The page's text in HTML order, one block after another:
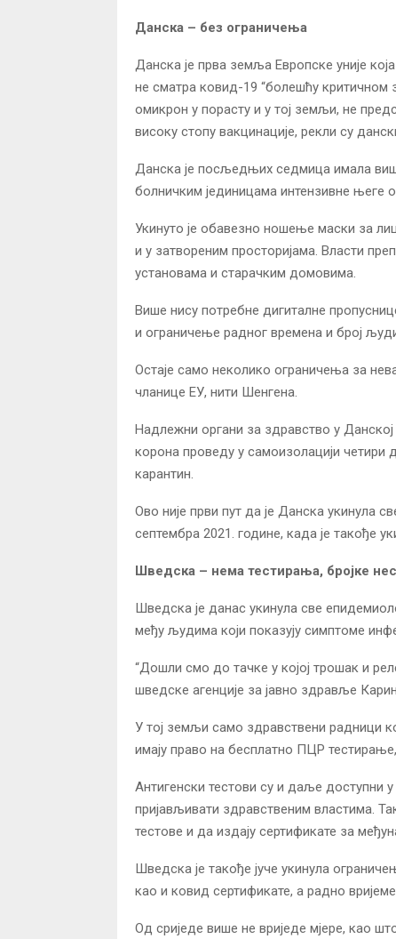
Данска – без ограничења
Данска је прва земља Европске уније
не сматра ковид-19 “болешћу критичном
омикрон у порасту и у тој земљи, не
високу стопу вакцинације, рекли су
Данска је посљедњих седмица имала
болничким јединицама интензивне његе
Укинуто је обавезно ношење маски за
и у затвореним просторијама. Власти
установама и старачким домовима.
Више нису потребне дигиталне
и ограничење радног времена и број
Остаје само неколико ограничења за
чланице ЕУ, нити Шенгена.
Надлежни органи за здравство у Данској
корона проведу у самоизолацији четири
карантин.
Ово није први пут да је Данска укинула
септембра 2021. године, када је такође
Шведска – нема тестирања, бројке
Шведска је данас укинула све
међу људима који показују симптоме
“Дошли смо до тачке у којој трошак и
шведске агенције за јавно здравље
У тој земљи само здравствени радници
имају право на бесплатно ПЦР
Антигенски тестови су и даље доступни
пријављивати здравственим властима.
тестове и да издају сертификате за
Шведска је такође јуче укинула
као и ковид сертификате, а радно
Од сриједе више не вриједе мјере, као